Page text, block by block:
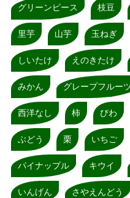
グリーンピース 枝豆
里芋 山芋 玉ねぎ
しいたけ えのきたけ
みかん グレープフルー
西洋なし 柿 びわ
ぶどう 栗 いちご
パイナップル キウイ
いんげん さやえんどう